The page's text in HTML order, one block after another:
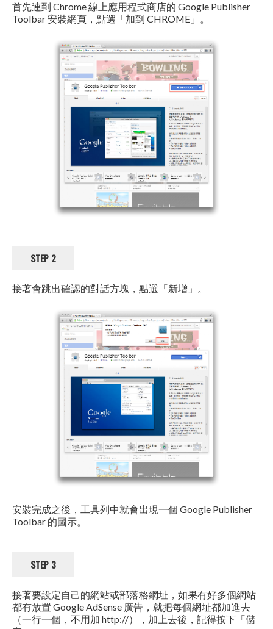
首先連到 Chrome 線上應用程式商店的 Google Publisher
Toolbar 安裝網頁，點選「加到 CHROME」。
STEP 2
接著會跳出確認的對話方塊，點選「新增」。
安裝完成之後，工具列中就會出現一個 Google Publisher
Toolbar 的圖示。
STEP 3
接著要設定自己的網站或部落格網址，如果有好多個網站
都有放置 Google AdSense 廣告，就把每個網址都加進去
（一行一個，不用加 http://），加上去後，記得按下「儲